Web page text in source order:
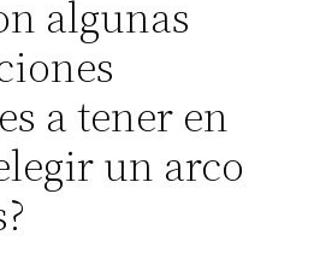
algunas
a tener en
un arco